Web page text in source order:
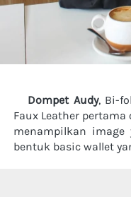
Dompet Audy, Bi-
Faux Leather
menampilkan image
bentuk basic wallet